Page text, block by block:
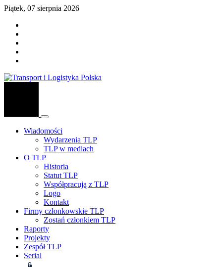
Piątek, 07 sierpnia 2026
Wiadomości
Wydarzenia TLP
TLP w mediach
O TLP
Historia
Statut TLP
Współpracują z TLP
Logo
Kontakt
Firmy członkowskie TLP
Zostań członkiem TLP
Raporty
Projekty
Zespół TLP
Serial